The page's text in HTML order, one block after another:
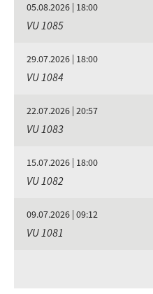
05.08.2026 | 18:00
VU 1085
29.07.2026 | 18:00
VU 1084
22.07.2026 | 20:57
VU 1083
15.07.2026 | 18:00
VU 1082
09.07.2026 | 09:12
VU 1081